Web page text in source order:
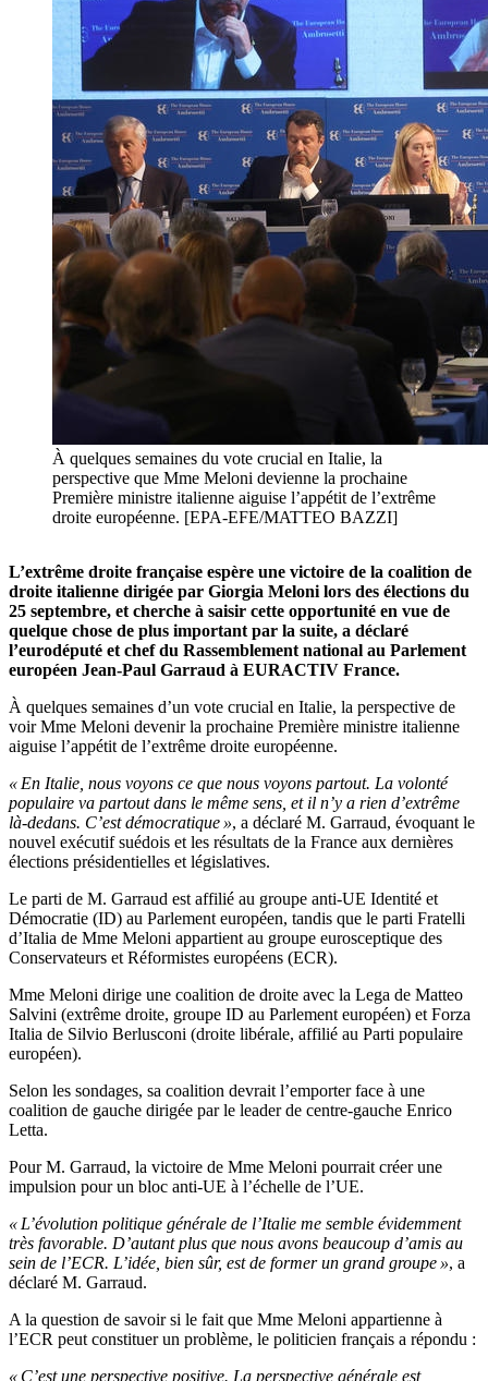
À quelques semaines du vote crucial en Italie, la
perspective que Mme Meloni devienne la prochaine
Première ministre italienne aiguise l’appétit de l’extrême
droite européenne. [EPA-EFE/MATTEO BAZZI]
L’extrême droite française espère une victoire de la coalition de
droite italienne dirigée par Giorgia Meloni lors des élections du
25 septembre, et cherche à saisir cette opportunité en vue de
quelque chose de plus important par la suite, a déclaré
l’eurodéputé et chef du Rassemblement national au Parlement
européen Jean-Paul Garraud à EURACTIV France.
À quelques semaines d’un vote crucial en Italie, la perspective de
voirMme Meloni devenir la prochaine Première ministre italienne
aiguise l’appétit de l’extrême droite européenne.
« En Italie, nous voyons ce que nous voyons partout. La volonté
populaire va partout dans le même sens, et il n’y a rien d’extrême
là-dedans. C’est démocratique », a déclaré M. Garraud, évoquant le
nouvel exécutif suédois et les résultats de la France aux dernières
élections présidentielles et législatives.
Le parti de M. Garraud est affilié au groupe anti-UE Identité et
Démocratie (ID) au Parlement européen, tandis que le parti Fratelli
d’Italia de Mme Meloni appartient au groupe eurosceptique des
Conservateurs et Réformistes européens (ECR).
Mme Meloni dirige une coalition de droite avec la Lega de Matteo
Salvini (extrême droite, groupe ID au Parlement européen) et Forza
Italia de Silvio Berlusconi (droite libérale, affilié au Parti populaire
européen).
Selon les sondages, sa coalition devrait l’emporter face à une
coalition de gauche dirigée par le leader de centre-gauche Enrico
Letta.
PourM. Garraud, la victoire de Mme Meloni pourrait créer une
impulsion pour un bloc anti-UE à l’échelle de l’UE.
« L’évolution politique générale de l’Italie me semble évidemment
très favorable. D’autant plus que nous avons beaucoup d’amis au
sein de l’ECR. L’idée, bien sûr, est de former un grand groupe », a
déclaré M. Garraud.
A la question de savoir si le fait que Mme Meloni appartienne à
l’ECR peut constituer un problème, le politicien français a répondu :
« C’est une perspective positive. La perspective générale est